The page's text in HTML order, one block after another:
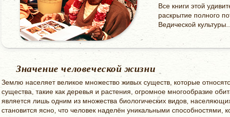
ОСОБЕННОСТИ
Все книги этой
раскрытие полного
Ведической культуры...
Значение человеческой жизни
Землю населяет великое множество живых существ, которые
существа, такие как деревья и растения, огромное многообразие
является лишь одним из множества биологических видов,
становится ясно, что человек наделён уникальными способностями,